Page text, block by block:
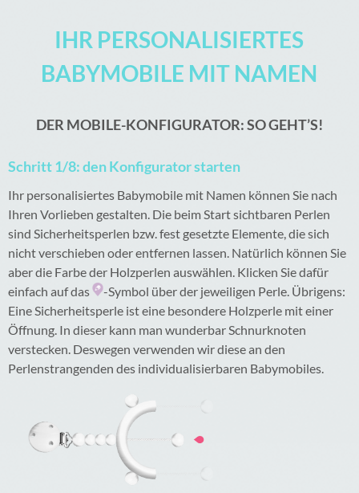
IHR PERSONALISIERTES
BABYMOBILE MIT NAMEN
DER MOBILE-KONFIGURATOR: SO GEHT’S!
Schritt 1/8: den Konfigurator starten
Ihr personalisiertes Babymobile mit Namen können Sie nach
Ihren Vorlieben gestalten. Die beim Start sichtbaren Perlen
sind Sicherheitsperlen bzw. fest gesetzte Elemente, die sich
nicht verschieben oder entfernen lassen. Natürlich können Sie
aber die Farbe der Holzperlen auswählen. Klicken Sie dafür
einfach auf das
-Symbol über der jeweiligen Perle. Übrigens:
Eine Sicherheitsperle ist eine besondere Holzperle mit einer
Öffnung. In dieser kann man wunderbar Schnurknoten
verstecken. Deswegen verwenden wir diese an den
Perlenstrangenden des individualisierbaren Babymobiles.